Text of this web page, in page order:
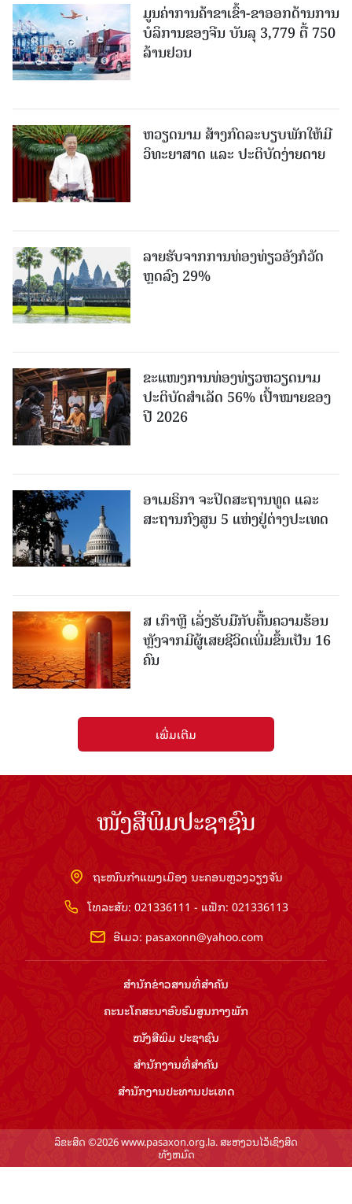
ມູນຄ່າການຄ້າຂາເຂົ້າ-ຂາອອກດ້ານການ
ບໍລິການຂອງຈີນ ບັນລຸ 3,779 ຕື້ 750
ລ້ານຢວນ
ຫວຽດນາມ ສ້າງກົດລະບຽບພັກໃຫ້ມີ
ວິທະຍາສາດ ແລະ ປະຕິບັດງ່າຍດາຍ
ລາຍຮັບຈາກການທ່ອງທ່ຽວອັງກໍວັດ
ຫຼດລົງ 29%
ຂະ​ແໜງ​ການ​ທ່ອງ​ທ່ຽວຫວຽດນາມ ​
ປະ​ຕິ​ບັດ​ສຳ​ເລັດ 56% ເປົ້າ​ໝາຍຂອງ
ປີ 2026
ອາເມຣິກາ ຈະປິດສະຖານທູດ ແ​ລະ
ສະຖານກົງສູນ 5 ແຫ່ງ​ຢູ່​ຕ່າງ​ປະ​ເທດ
ສ ເກົາຫຼີ ເລັ່ງຮັບມືກັບຄື້ນຄວາມຮ້ອນ
ຫຼັງຈາກມີຜູ້ເສຍຊີວິດເພີ່ມຂຶ້ນເປັນ 16
ຄົນ
ເພີ່ມເຕີມ
ໜັງສືພິມປະຊາຊົນ
ຖະໜົນກຳແພງເມືອງ ນະຄອນຫຼວງວຽງຈັນ
ໂທລະສັບ: 021336111 - ແຟັກ: 021336113
ອີເມວ: pasaxonn@yahoo.com
ສຳ​ນັກ​ຂ່າວ​ສານ​ທີ່​ສຳ​ຄັນ​
ຄະນະໂຄສະນາອົບຮົມ​ສູນ​ກາງ​ພັກ
ໜັງສືພິມ ປະ​ຊາ​ຊົນ
ສຳ​ນັກ​ງານ​ທີ່​ສຳ​ຄັນ
ສຳ​ນັກ​ງານ​ປະ​ທານ​ປະ​ເທດ
ລິຂະສິດ ©2026 www.pasaxon.org.la. ສະຫງວນໄວ້ເຊິງສິດ
ທັງຫມົດ